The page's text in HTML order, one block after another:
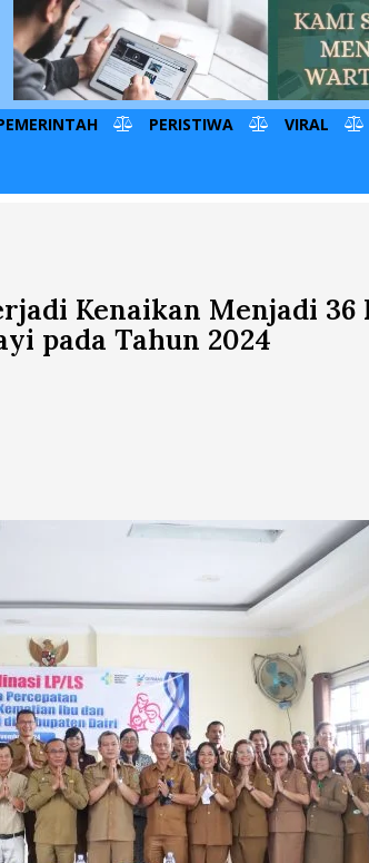
PERISTIWA VIRAL
Kenaikan Menjadi 36
pada Tahun 2024